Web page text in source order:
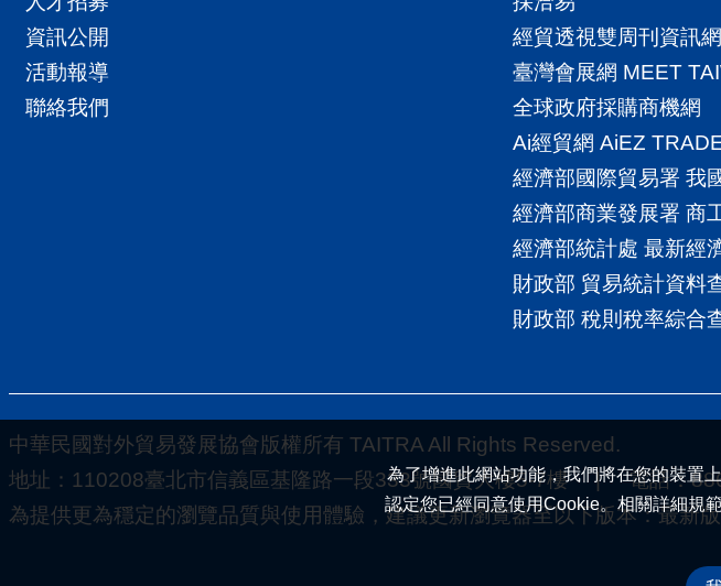
為了增進此網站功能，我們將在您的裝置
認定您已經同意使用Cookie。相關詳細規
資訊公開
活動報導
聯絡我們
經貿透視雙周刊資訊網
臺灣會展網 MEET
全球政府採購商機網
Ai經貿網 AiEZ
經濟部國際貿易署 我
經濟部商業發展署 商
經濟部統計處 最新經
財政部 貿易統計資料
財政部 稅則稅率綜合
中華民國對外貿易發展協會版權所有 TAITRA All Rights Reserved.
地址：110208臺北市信義區基隆路一段333號國貿大樓5-7樓 | 電話
為提供更為穩定的瀏覽品質與使用體驗，建議更新瀏覽器至以下版本：最